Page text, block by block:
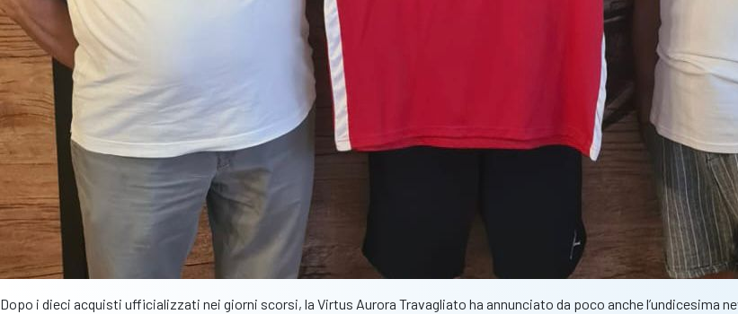
Dopo i dieci acquisti ufficializzati nei giorni scorsi, la Virtus Aurora Travagliato ha annunciato da poco anche l’undicesima